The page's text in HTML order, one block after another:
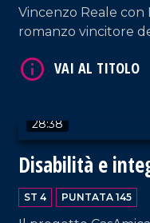
Vincenzo Reale con
romanzo vincitore
che unisce mito e
solo una casa, ma
28:38
Disabilità e
siamo noi" è
ST 4 PUNTATA 145
VAI AL TITOLO
VAI AL TITOLO